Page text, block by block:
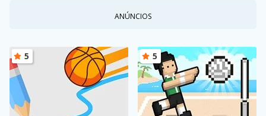
ANÚNCIOS
5 5